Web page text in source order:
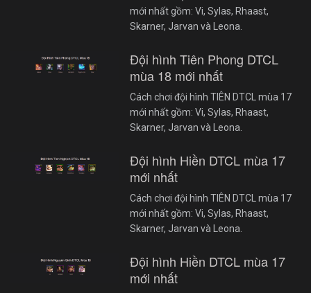
mới nhất gồm: Vi, Sylas, Rhaast,
Skarner, Jarvan và Leona.
Đội hình Tiên Phong DTCL
mùa 18 mới nhất
Cách chơi đội hình TIÊN DTCL mùa 17
mới nhất gồm: Vi, Sylas, Rhaast,
Skarner, Jarvan và Leona.
Đội hình Hiền DTCL mùa 17
mới nhất
Cách chơi đội hình TIÊN DTCL mùa 17
mới nhất gồm: Vi, Sylas, Rhaast,
Skarner, Jarvan và Leona.
Đội hình Hiền DTCL mùa 17
mới nhất